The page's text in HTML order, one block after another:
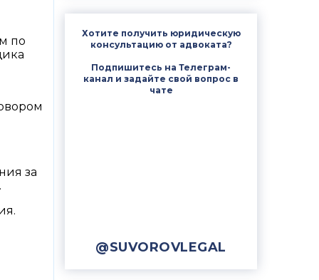
Хотите получить юридическую
консультацию от адвоката?
Подпишитесь на Телеграм-
канал и задайте свой вопрос в
чате
@SUVOROVLEGAL
по
за